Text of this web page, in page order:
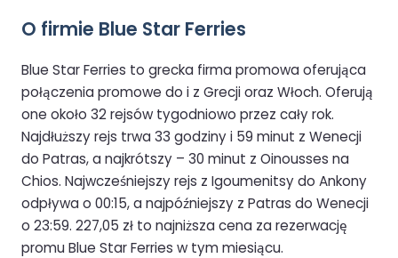
O firmie Blue Star Ferries
Blue Star Ferries to grecka firma promowa oferująca
połączenia promowe do i z Grecji oraz Włoch. Oferują
one około 32 rejsów tygodniowo przez cały rok.
Najdłuższy rejs trwa 33 godziny i 59 minut z Wenecji
do Patras, a najkrótszy – 30 minut z Oinousses na
Chios. Najwcześniejszy rejs z Igoumenitsy do Ankony
odpływa o 00:15, a najpóźniejszy z Patras do Wenecji
o 23:59. 227,05 zł to najniższa cena za rezerwację
promu Blue Star Ferries w tym miesiącu.